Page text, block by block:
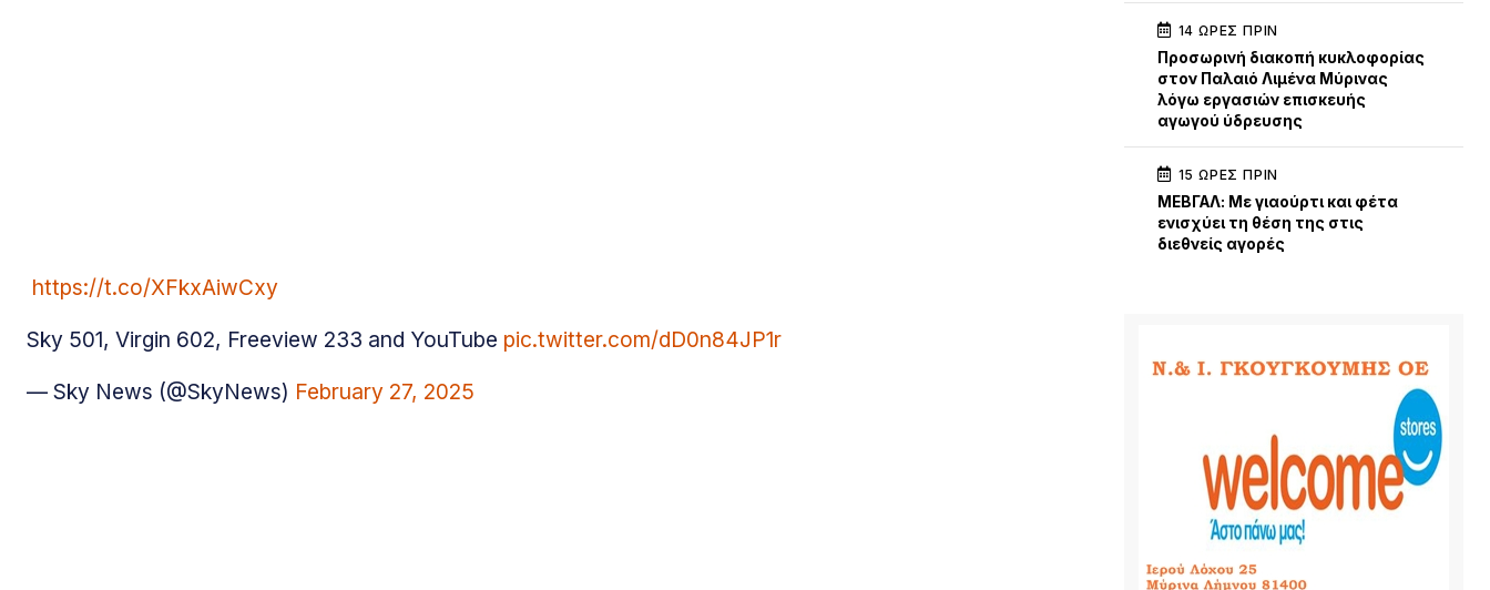
https://t.co/XFkxAiwCxy
Sky 501, Virgin 602, Freeview 233 and YouTube pic.twitter.com/dD0n84JP1r
— Sky News (@SkyNews) February 27, 2025
14 ΏΡΕΣ ΠΡΙΝ
Προσωρινή διακοπή κυκλοφορίας
στον Παλαιό Λιμένα Μύρινας
λόγω εργασιών επισκευής
αγωγού ύδρευσης
15 ΏΡΕΣ ΠΡΙΝ
ΜΕΒΓΑΛ: Με γιαούρτι και φέτα
ενισχύει τη θέση της στις
διεθνείς αγορές